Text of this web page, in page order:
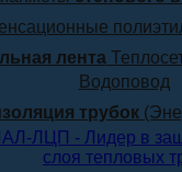
лента
Водоповод
трубок